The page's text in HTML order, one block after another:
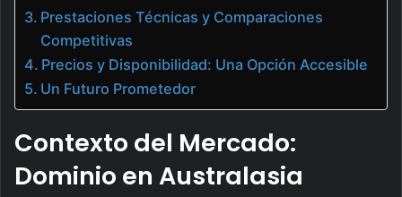
Prestaciones Técnicas y Comparaciones
Competitivas
Precios y Disponibilidad: Una Opción Accesible
Un Futuro Prometedor
Contexto del Mercado:
Dominio en Australasia